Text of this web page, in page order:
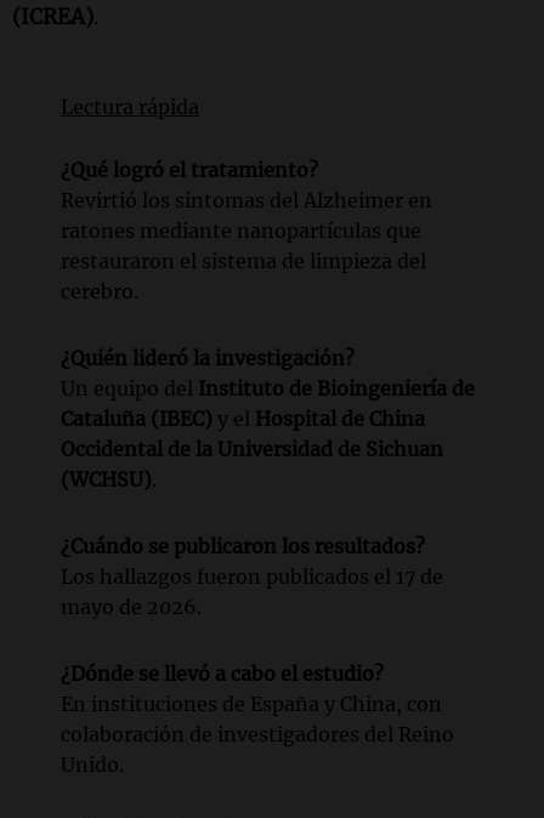
(ICREA).
Lectura rápida
¿Qué logró el tratamiento?
Revirtió los síntomas del Alzheimer en
ratones mediante nanopartículas que
restauraron el sistema de limpieza del
cerebro.
¿Quién lideró la investigación?
Un equipo del Instituto de Bioingeniería de
Cataluña (IBEC) y el Hospital de China
Occidental de la Universidad de Sichuan
(WCHSU).
¿Cuándo se publicaron los resultados?
Los hallazgos fueron publicados el 17 de
mayo de 2026.
¿Dónde se llevó a cabo el estudio?
En instituciones de España y China, con
colaboración de investigadores del Reino
Unido.